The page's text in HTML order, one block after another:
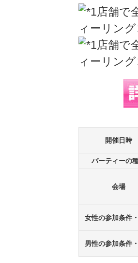
開催日時
パーティーの
会場
女性の参加条件
男性の参加条件